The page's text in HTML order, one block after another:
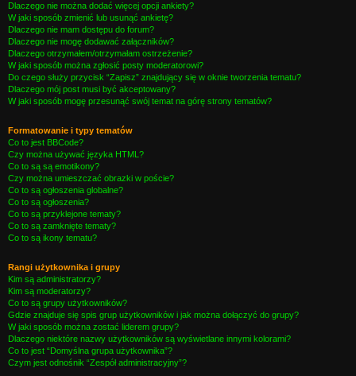
Dlaczego nie można dodać więcej opcji ankiety?
W jaki sposób zmienić lub usunąć ankietę?
Dlaczego nie mam dostępu do forum?
Dlaczego nie mogę dodawać załączników?
Dlaczego otrzymałem/otrzymałam ostrzeżenie?
W jaki sposób można zgłosić posty moderatorowi?
Do czego służy przycisk “Zapisz” znajdujący się w oknie tworzenia tematu?
Dlaczego mój post musi być akceptowany?
W jaki sposób mogę przesunąć swój temat na górę strony tematów?
Formatowanie i typy tematów
Co to jest BBCode?
Czy można używać języka HTML?
Co to są są emotikony?
Czy można umieszczać obrazki w poście?
Co to są ogłoszenia globalne?
Co to są ogłoszenia?
Co to są przyklejone tematy?
Co to są zamknięte tematy?
Co to są ikony tematu?
Rangi użytkownika i grupy
Kim są administratorzy?
Kim są moderatorzy?
Co to są grupy użytkowników?
Gdzie znajduje się spis grup użytkowników i jak można dołączyć do grupy?
W jaki sposób można zostać liderem grupy?
Dlaczego niektóre nazwy użytkowników są wyświetlane innymi kolorami?
Co to jest “Domyślna grupa użytkownika”?
Czym jest odnośnik “Zespół administracyjny”?